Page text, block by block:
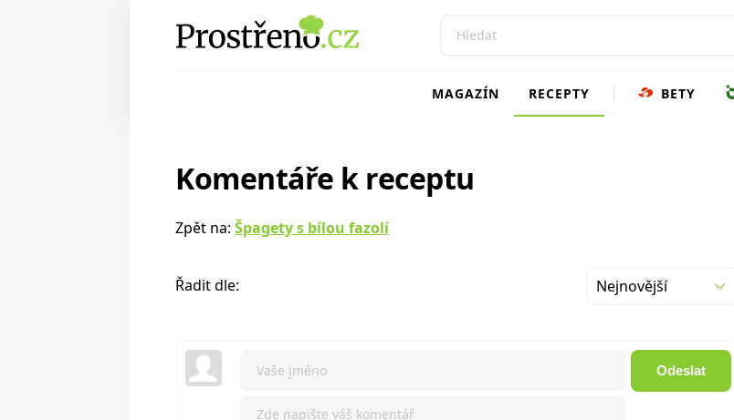
MAGAZÍN RECEPTY BETY
Komentáře k receptu
Zpět na: Špagety s bílou fazolí
Řadit dle: Nejnovější
Odeslat